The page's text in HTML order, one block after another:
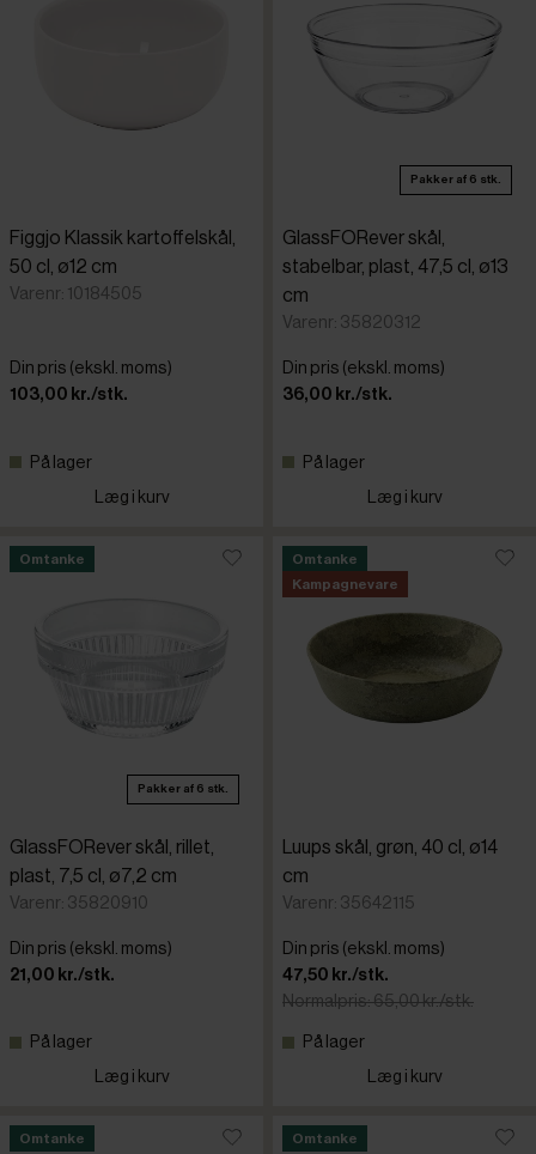
Figgjo Klassik kartoffelskål,
50 cl, ø12 cm
Varenr: 10184505
Din pris (ekskl. moms)
103,00 kr./stk.
På lager
Læg i kurv
Pakker af 6 stk.
GlassFORever skål,
stabelbar, plast, 47,5 cl, ø13
cm
Varenr: 35820312
Din pris (ekskl. moms)
36,00 kr./stk.
På lager
Læg i kurv
Omtanke
Pakker af 6 stk.
GlassFORever skål, rillet,
plast, 7,5 cl, ø7,2 cm
Varenr: 35820910
Din pris (ekskl. moms)
21,00 kr./stk.
På lager
Læg i kurv
Omtanke
Kampagnevare
Luups skål, grøn, 40 cl, ø14
cm
Varenr: 35642115
Din pris (ekskl. moms)
47,50 kr./stk.
Normalpris: 65,00 kr./stk.
På lager
Læg i kurv
Omtanke Omtanke